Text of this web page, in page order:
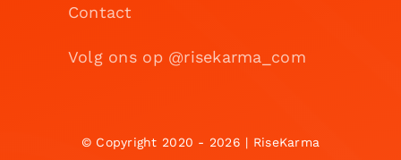
Contact
Volg ons op @risekarma_com
© Copyright 2020 - 2026 | RiseKarma